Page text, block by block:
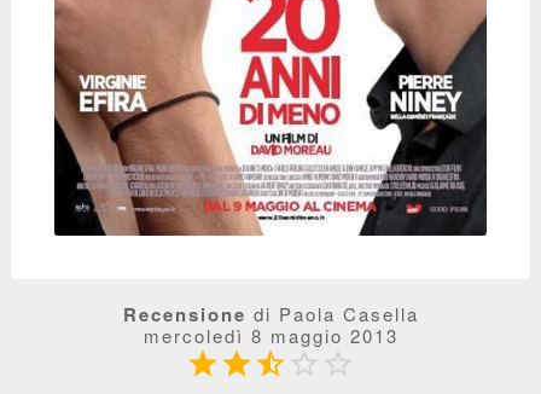
Recensione di Paola Casella
mercoledì 8 maggio 2013
  